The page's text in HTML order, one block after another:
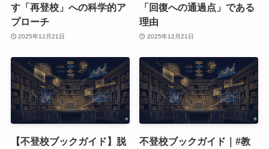
す「再登校」への科学的ア
プローチ
2025年12月21日
「回復への通過点」である
理由
2025年12月21日
【不登校ブックガイド】脱
不登校ブックガイド｜#教